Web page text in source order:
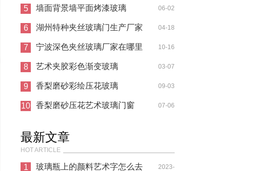
5 墙面背景墙平面烤漆玻璃 06-02
6 湖州特种夹丝玻璃门生产厂家 04-18
7 宁波深色夹丝玻璃厂家在哪里 10-16
8 艺术夹胶彩色渐变玻璃 03-07
9 香梨磨砂彩绘压花玻璃 09-03
10 香梨磨砂压花艺术玻璃门窗 07-06
最新文章
HOT ARTICLE
1 玻璃瓶上的颜料艺术字怎么去 2023-